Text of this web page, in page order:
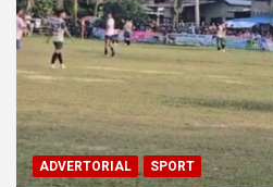
ADVERTORIAL SPORT